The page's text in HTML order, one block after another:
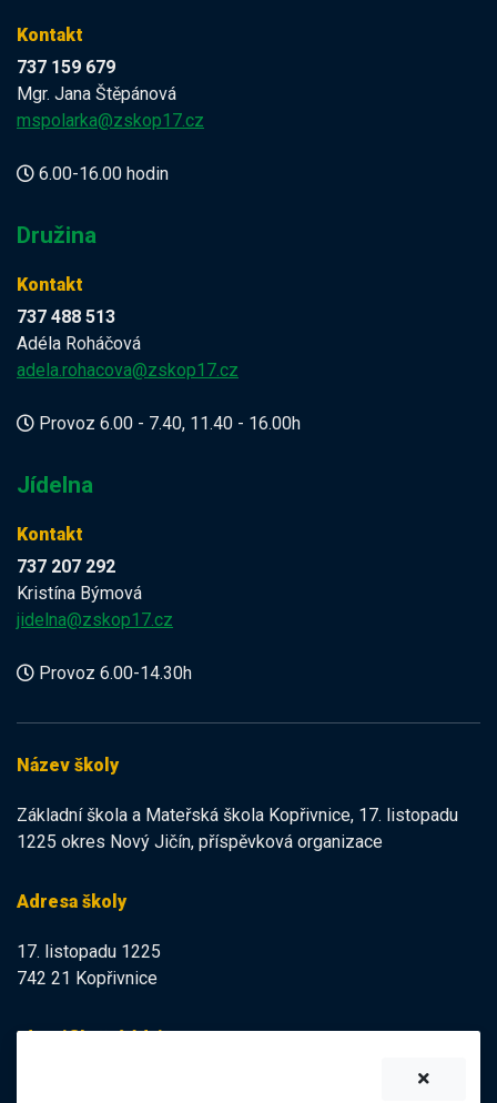
Kontakt
737 159 679
Mgr. Jana Štěpánová
mspolarka@zskop17.cz
6.00-16.00 hodin
Družina
Kontakt
737 488 513
Adéla Roháčová
adela.rohacova@zskop17.cz
Provoz 6.00 - 7.40, 11.40 - 16.00h
Jídelna
Kontakt
737 207 292
Kristína Býmová
jidelna@zskop17.cz
Provoz 6.00-14.30h
Název školy
Základní škola a Mateřská škola Kopřivnice, 17. listopadu
1225 okres Nový Jičín, příspěvková organizace
Adresa školy
17. listopadu 1225
742 21 Kopřivnice
Identifikační údaje